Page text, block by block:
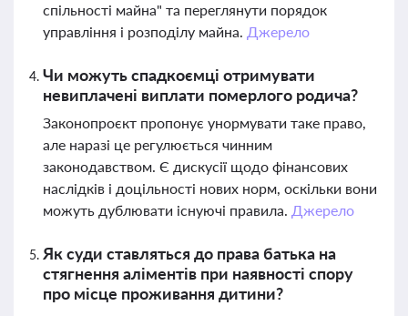
спільності майна" та переглянути порядок
управління і розподілу майна. Джерело
Чи можуть спадкоємці отримувати
невиплачені виплати померлого родича?
Законопроєкт пропонує унормувати таке право,
але наразі це регулюється чинним
законодавством. Є дискусії щодо фінансових
наслідків і доцільності нових норм, оскільки вони
можуть дублювати існуючі правила. Джерело
Як суди ставляться до права батька на
стягнення аліментів при наявності спору
про місце проживання дитини?